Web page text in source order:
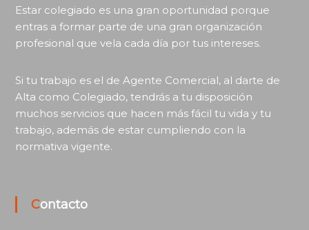
Estar colegiado es una gran oportunidad porque
entras a formar parte de una gran organización
profesional que vela cada día por tus intereses.
Si tu trabajo es el de Agente Comercial, al darte de
Alta como Colegiado, tendrás a tu disposición
muchos servicios que hacen más fácil tu vida y tu
trabajo, además de estar cumpliendo con la
normativa vigente.
Contacto